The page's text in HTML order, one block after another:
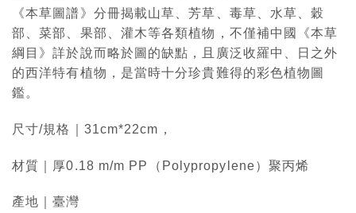
《本草圖譜》分冊揭載山草、芳草、毒草、水草、穀
部、菜部、果部、灌木等各類植物，不僅補中國《本草
綱目》詳於說而略於圖的缺點，且廣泛收羅中、日之外
的西洋特有植物，是當時十分珍貴難得的彩色植物圖
鑑。
尺寸/規格｜31cm*22cm，
材質｜厚0.18 m/m PP（Polypropylene）聚丙烯
產地｜臺灣